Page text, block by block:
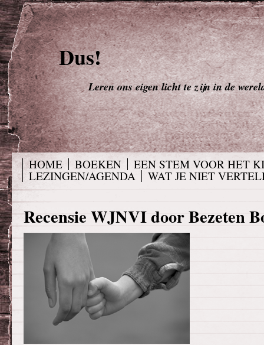
Dus!
Leren ons eigen licht te zijn in de
HOME BOEKEN
EEN STEM VOOR HET
LEZINGEN/AGENDA
WAT JE NIET
Recensie WJNVI door Bezeten